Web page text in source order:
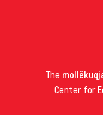
The
Center for